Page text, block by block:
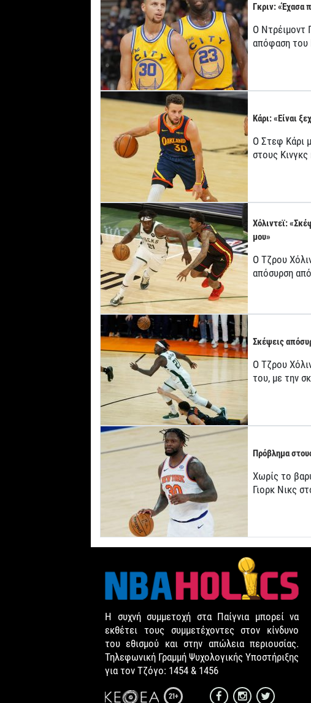
Γκριν: «Έχασα
Ο Ντρέιμοντ
απόφαση του
Κάρι: «Είναι
Ο Στεφ Κάρι
στους Κινγκς
Χόλιντεϊ:
μου»
Ο Τζρου
απόσυρση
Σκέψεις
Ο Τζρου
του, με την
Πρόβλημα
Χωρίς το
Γιορκ Νικς
Η συχνή συμμετοχή στα Παίγνια μπορεί να
εκθέτει τους συμμετέχοντες στον κίνδυνο
του εθισμού και στην απώλεια περιουσίας.
Τηλεφωνική Γραμμή Ψυχολογικής Υποστήριξης
για τον Τζόγο: 1454 & 1456
21+